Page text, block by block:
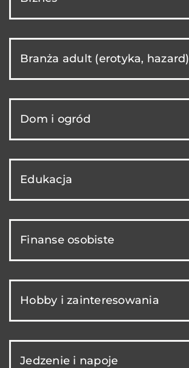
Branża adult (erotyka, hazard)
Dom i ogród
Edukacja
Finanse osobiste
Hobby i zainteresowania
Jedzenie i napoje